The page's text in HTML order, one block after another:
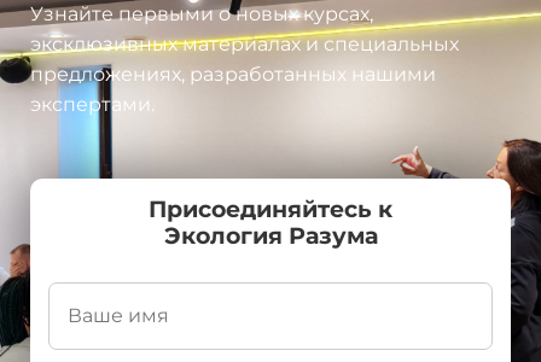
Узнайте первыми о новых курсах,
эксклюзивных материалах и специальных
предложениях, разработанных нашими
экспертами.
Присоединяйтесь к
Экология Разума